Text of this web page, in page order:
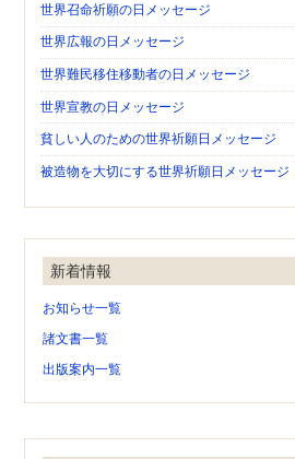
世界召命祈願の日メッセージ
世界広報の日メッセージ
世界難民移住移動者の日メッセージ
世界宣教の日メッセージ
貧しい人のための世界祈願日メッセージ
被造物を大切にする世界祈願日メッセージ
新着情報
お知らせ一覧
諸文書一覧
出版案内一覧